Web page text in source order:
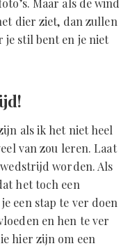
Maar als de wind
dier ziet, dan zullen
je stil bent en je niet
als ik het niet heel
van zou leren. Laat
worden. Als
het toch een
een stap te ver doen
en hen te ver
hier zijn om een